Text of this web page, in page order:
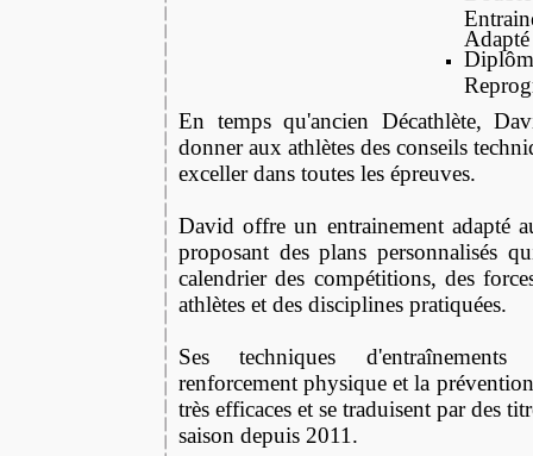
Adapté
En temps qu'ancien Décathlète,
donner aux athlètes des conseils
exceller dans toutes les épreuves.
David offre un entrainement adapté
proposant des plans personnalisés
calendrier des compétitions, des
athlètes et des disciplines pratiquées.
Ses techniques
renforcement physique et la
très efficaces et se traduisent par des
saison depuis 2011.